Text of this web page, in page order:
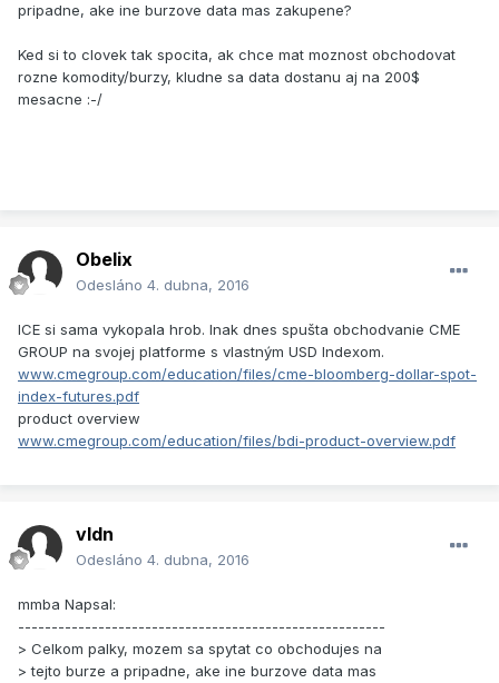
pripadne, ake ine burzove data mas zakupene?
Ked si to clovek tak spocita, ak chce mat moznost obchodovat
rozne komodity/burzy, kludne sa data dostanu aj na 200$
mesacne :-/
Obelix
Odesláno 4. dubna, 2016
ICE si sama vykopala hrob. Inak dnes spušta obchodvanie CME
GROUP na svojej platforme s vlastným USD Indexom.
www.cmegroup.com/education/files/cme-bloomberg-dollar-spot-
index-futures.pdf
product overview
www.cmegroup.com/education/files/bdi-product-overview.pdf
vldn
Odesláno 4. dubna, 2016
mmba Napsal:
-------------------------------------------------------
> Celkom palky, mozem sa spytat co obchodujes na
> tejto burze a pripadne, ake ine burzove data mas